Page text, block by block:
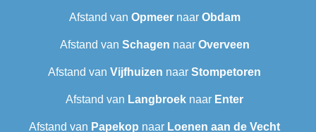
Afstand van Opmeernaar Obdam
Afstand van Schagen naar Overveen
Afstand van Vijfhuizen naar Stompetoren
Afstand van Langbroek naar Enter
Afstand van Papekop naar Loenen aan de Vecht